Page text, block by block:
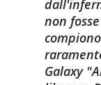
non
Galaxy